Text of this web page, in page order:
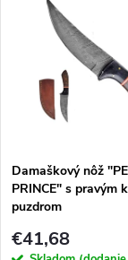
Damaškový nôž
PRINCE" s pravým
puzdrom
€41,68